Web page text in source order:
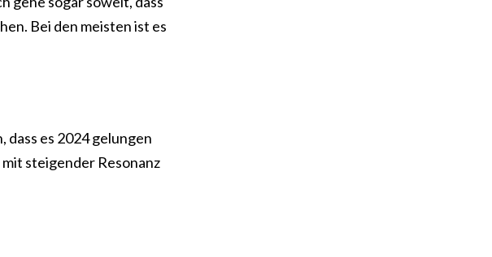
Bei den meisten ist es
dass es 2024 gelungen
steigender Resonanz